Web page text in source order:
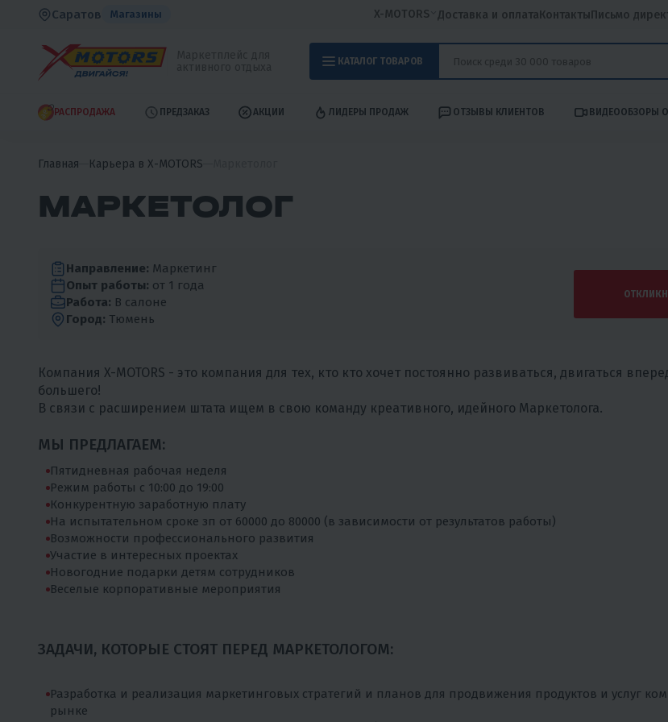
Саратов Магазины X-MOTORS Доставка и оплатаКонтактыПисьмо
КАТАЛОГ ТОВАРОВ
РАСПРОДАЖА ПРЕДЗАКАЗ АКЦИИ ЛИДЕРЫ ПРОДАЖ ОТЗЫВЫ КЛИЕНТОВ ВИДЕООБЗОРЫ
Главная Карьера в X-MOTORS
МАРКЕТОЛОГ
Направление: Маркетинг
Опыт работы: от 1 года
Работа: В салоне
Город: Тюмень
Компания X-MOTORS - это компания для тех, кто кто хочет постоянно развиваться, двигаться
большего!
В связи с расширением штата ищем в свою команду креативного, идейного Маркетолога.
МЫ ПРЕДЛАГАЕМ:
Пятидневная рабочая неделя
Режим работы с 10:00 до 19:00
Конкурентную заработную плату
На испытательном сроке зп от 60000 до 80000 (в зависимости от результатов работы)
Возможности профессионального развития
Участие в интересных проектах
Новогодние подарки детям сотрудников
Веселые корпоративные мероприятия
ЗАДАЧИ, КОТОРЫЕ СТОЯТ ПЕРЕД МАРКЕТОЛОГОМ:
Разработка и реализация маркетинговых стратегий и планов для продвижения продуктов и услуг
рынке